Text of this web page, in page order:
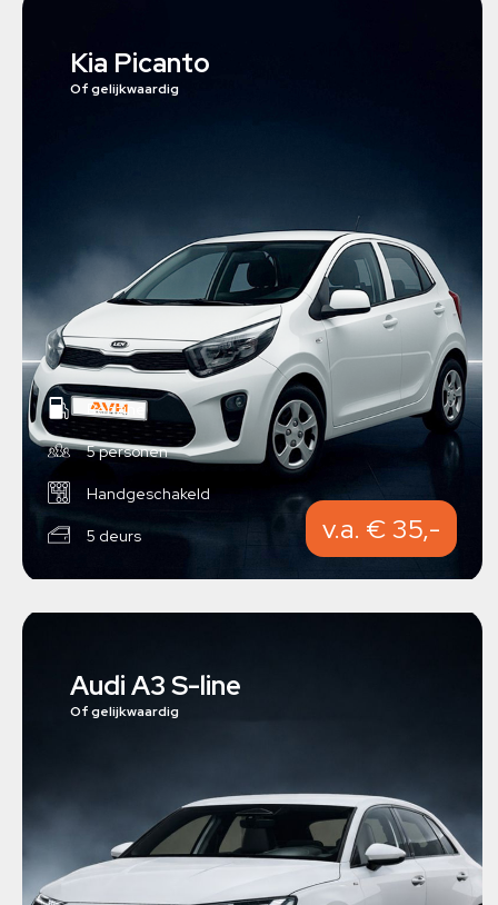
Kia Picanto
Of gelijkwaardig
Benzine
5 personen
Handgeschakeld
5 deurs v.a. € 35,-
Audi A3 S-line
Of gelijkwaardig